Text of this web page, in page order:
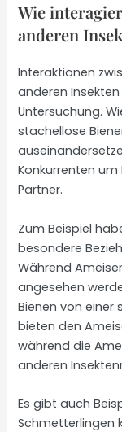
Wie
anderen
Interaktionen
anderen
Untersuchung.
stachellose
Konkurrenten
Partner.
Zum Beispiel
besondere
Während
angesehen
Bienen von einer
bieten den
während die
anderen
Es gibt auch
Schmetterlingen